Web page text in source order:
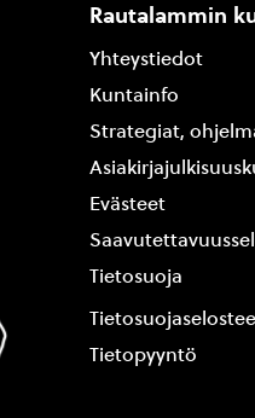
Rautalammin
Yhteystiedot
Kuntainfo
Strategiat,
Evästeet
Tietosuoja
Tietopyyntö